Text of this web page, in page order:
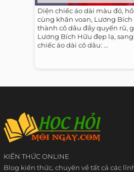
Diện chiếc áo dài màu đỏ,
cùng khăn voan, Lương
thành cô dâu đầy quyến rũ,
Lương Bích Hữu đẹp lạ,
chiếc áo dài cô dâu: ...
KIẾN THỨC ONLINE
Blog kiến thức, chuyên về tất cả các